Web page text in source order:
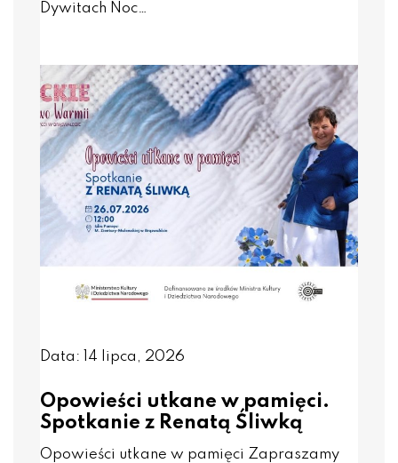
Dywitach Noc…
Data: 14 lipca, 2026
Opowieści utkane w pamięci.
Spotkanie z Renatą Śliwką
Opowieści utkane w pamięci Zapraszamy